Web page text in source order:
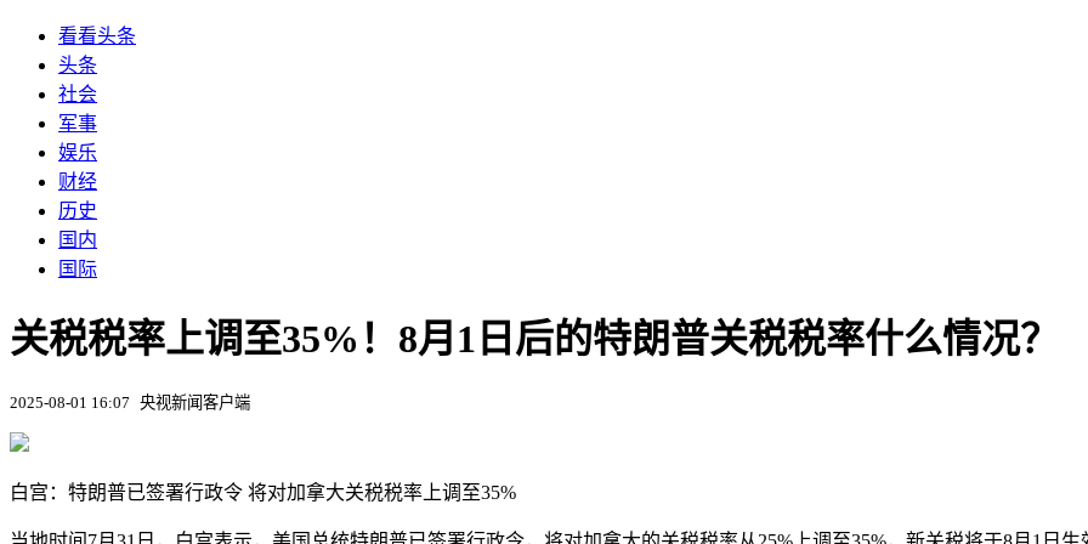
看看头条
头条
社会
军事
娱乐
财经
历史
国内
国际
关税税率上调至35%！8月1日后的特朗普关税税率什么情况？
2025-08-01 16:07 央视新闻客户端
白宫：特朗普已签署行政令 将对加拿大关税税率上调至35%